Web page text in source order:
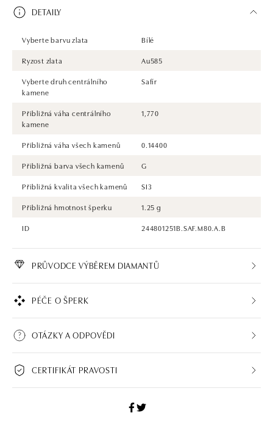
DETAILY
Vyberte barvu zlata
Bílé
Ryzost zlata
Au585
Vyberte druh centrálního
kamene
Safír
Přibližná váha centrálního
kamene
1,770
Přibližná váha všech kamenů
0.14400
Přibližná barva všech kamenů
G
Přibližná kvalita všech kamenů
SI3
Přibližná hmotnost šperku
1.25 g
ID
244801251B.SAF.M80.A.B
PRŮVODCE VÝBĚREM DIAMANTŮ
PÉČE O ŠPERK
OTÁZKY A ODPOVĚDI
CERTIFIKÁT PRAVOSTI